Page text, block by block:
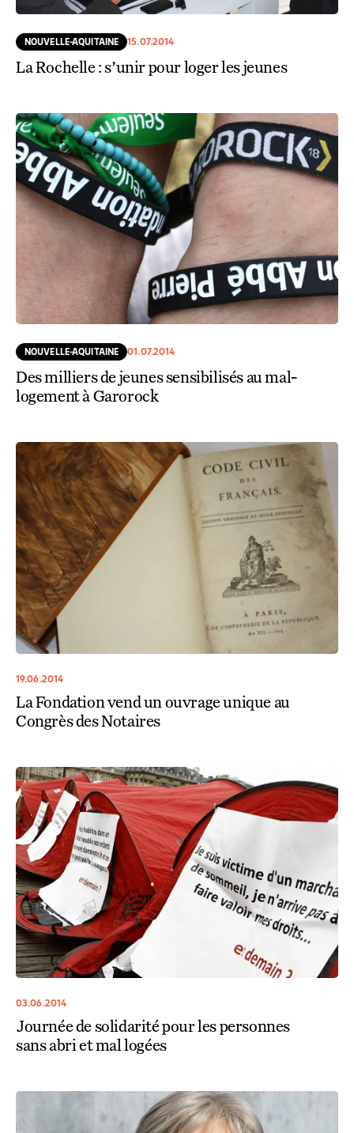
NOUVELLE-AQUITAINE 15.07.2014
La Rochelle : s’unir pour loger les jeunes
NOUVELLE-AQUITAINE 01.07.2014
Des milliers de jeunes sensibilisés au mal-
logement à Garorock
19.06.2014
La Fondation vend un ouvrage unique au
Congrès des Notaires
03.06.2014
Journée de solidarité pour les personnes
sans abri et mal logées